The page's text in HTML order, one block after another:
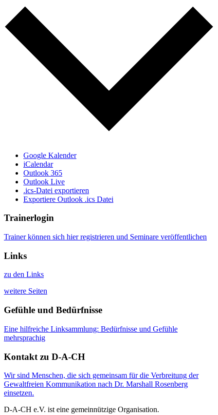
Google Kalender
iCalendar
Outlook 365
Outlook Live
.ics-Datei exportieren
Exportiere Outlook .ics Datei
Trainerlogin
Trainer können sich hier registrieren und Seminare veröffentlichen
Links
zu den Links
weitere Seiten
Gefühle und Bedürfnisse
Eine hilfreiche Linksammlung: Bedürfnisse und Gefühle
mehrsprachig
Kontakt zu D-A-CH
Wir sind Menschen, die sich gemeinsam für die Verbreitung der
Gewaltfreien Kommunikation nach Dr. Marshall Rosenberg
einsetzen.
D-A-CH e.V. ist eine gemeinnützige Organisation.